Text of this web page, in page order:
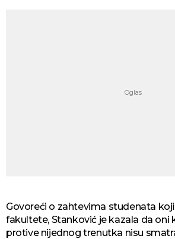
Govoreći o zahtevima studenata
fakultete, Stanković je kazala da oni
protive nijednog trenutka nisu